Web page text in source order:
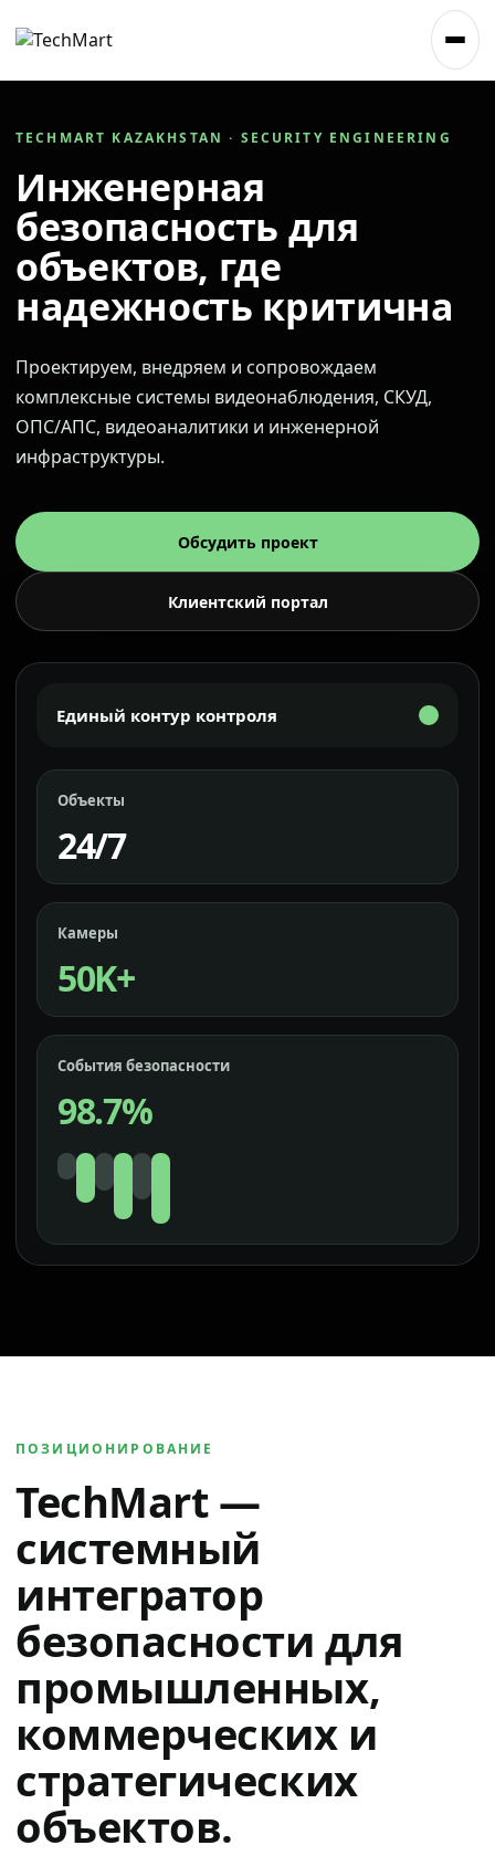
TECHMART KAZAKHSTAN · SECURITY ENGINEERING
Инженерная
безопасность для
объектов, где
надежность критична
Проектируем, внедряем и сопровождаем
комплексные системы видеонаблюдения, СКУД,
ОПС/АПС, видеоаналитики и инженерной
инфраструктуры.
Обсудить проект
Клиентский портал
Единый контур контроля
Объекты
24/7
Камеры
50K+
События безопасности
98.7%
ПОЗИЦИОНИРОВАНИЕ
TechMart —
системный
интегратор
безопасности для
промышленных,
коммерческих и
стратегических
объектов.